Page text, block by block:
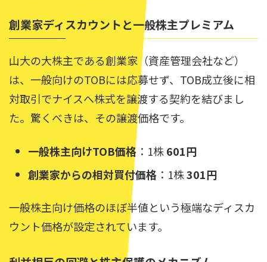
創業家ディスカウントと一般株主プレミアム
山大の大株主である創業家（資産管理会社など）
は、一般向けのTOBには応募せず、TOB成立後に相
対取引でナイスへ株式を譲渡する契約を結びまし
た。驚くべきは、その譲渡価格です。
一般株主向けTOB価格 ：1株601円
創業家からの相対買付価格 ：1株301円
一般株主向け価格のほぼ半値という極端なディスカ
ウント価格が設定されています。